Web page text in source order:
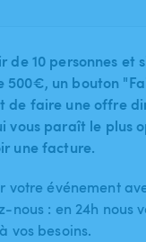
de 10 personnes
500€, un bouton
de faire une offre
vous paraît le plus
une facture.
votre événement
nous : en 24h nous
vos besoins.